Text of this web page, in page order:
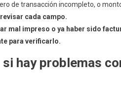
de transacción incompleto, o
cada campo.
mal impreso o ya haber sido
para verificarlo.
si hay problemas